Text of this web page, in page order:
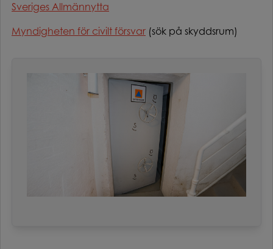
Sveriges Allmännytta
Myndigheten för civilt försvar (sök på skyddsrum)